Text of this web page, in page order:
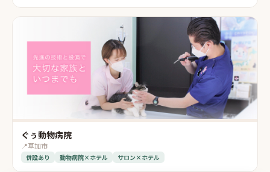
ぐぅ動物病院
📍草加市
併設あり 動物病院×ホテル サロン×ホテル